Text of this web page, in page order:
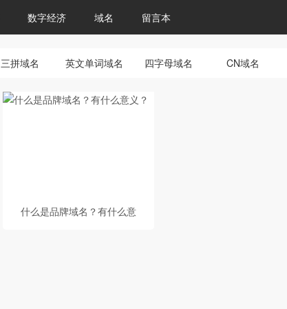
数字经济 域名 留言本
三拼域名 英文单词域名 四字母域名 CN域名
什么是品牌域名？有什么意